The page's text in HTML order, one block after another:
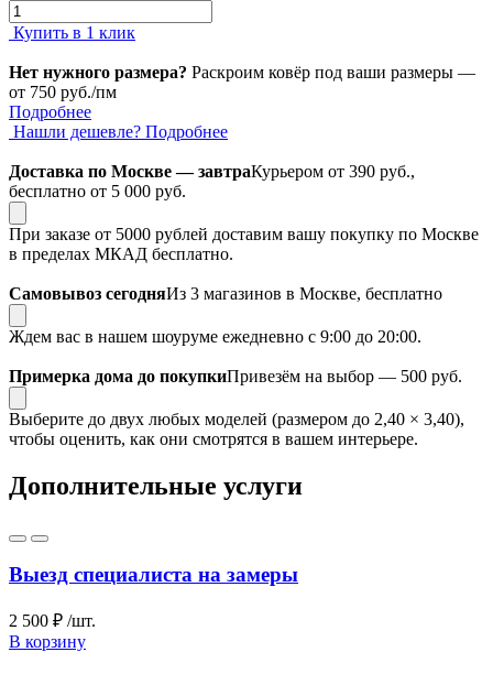
Купить в 1 клик
Нет нужного размера? Раскроим ковёр под ваши размеры —
от 750 руб./пм
Подробнее
Нашли дешевле? Подробнее
Доставка по Москве — завтраКурьером от 390 руб.,
бесплатно от 5 000 руб.
При заказе от 5000 рублей доставим вашу покупку по Москве
в пределах МКАД бесплатно.
Самовывоз сегодняИз 3 магазинов в Москве, бесплатно
Ждем вас в нашем шоуруме ежедневно с 9:00 до 20:00.
Примерка дома до покупкиПривезём на выбор — 500 руб.
Выберите до двух любых моделей (размером до 2,40 × 3,40),
чтобы оценить, как они смотрятся в вашем интерьере.
Дополнительные услуги
Выезд специалиста на замеры
2 500 ₽ /шт.
В корзину